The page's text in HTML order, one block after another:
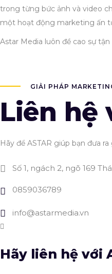
trong từng bức ảnh và video
một hoạt động marketing ấn
Astar Media luôn đề cao sự
GIẢI PHÁP
Liên hệ
Hãy để ASTAR giúp bạn đưa
Số 1, ngách 2, ngõ 169
0859036789
info@astarmedia.vn
Hãy liên hệ với